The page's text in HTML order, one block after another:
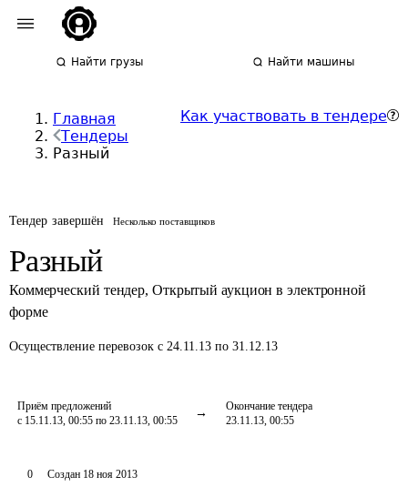
Найти грузы Найти машины
Главная
Тендеры
Разный
Как участвовать в тендере
Тендер завершён Несколько поставщиков
Разный
Коммерческий тендер, Открытый аукцион в электронной
форме
Осуществление перевозок с 24.11.13 по 31.12.13
Приём предложений
с 15.11.13, 00:55 по 23.11.13, 00:55
Окончание тендера
23.11.13, 00:55
0 Создан 18 ноя 2013